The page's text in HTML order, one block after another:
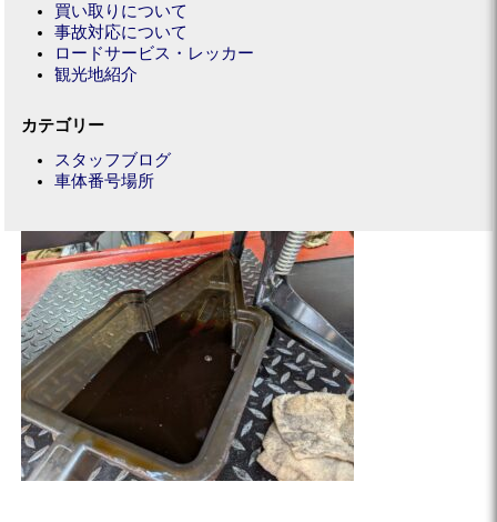
買い取りについて
事故対応について
ロードサービス・レッカー
観光地紹介
カテゴリー
スタッフブログ
車体番号場所